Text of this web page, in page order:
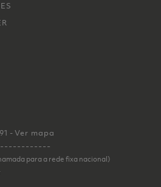
-Ver mapa
para a rede fixa nacional)